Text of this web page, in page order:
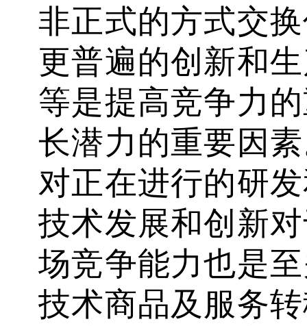
非正式的方式交
更普遍的创新和
等是提高竞争力
长潜力的重要因
对正在进行的研
技术发展和创新
场竞争能力也是
技术商品及服务